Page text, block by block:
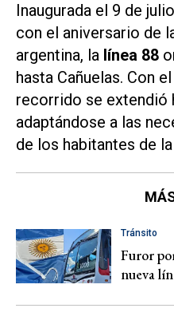
Inaugurada el 9 de
con el aniversario de
argentina, la línea 88
hasta Cañuelas. Con
recorrido se extendió
adaptándose a las
de los habitantes de
Tránsito
Furor
nueva